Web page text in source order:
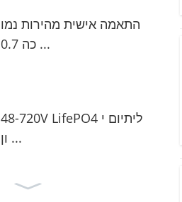
התאמה אישית מהירות נמו
כה 0.7 ...
48-720V LifePO4 ליתיום י
ון ...